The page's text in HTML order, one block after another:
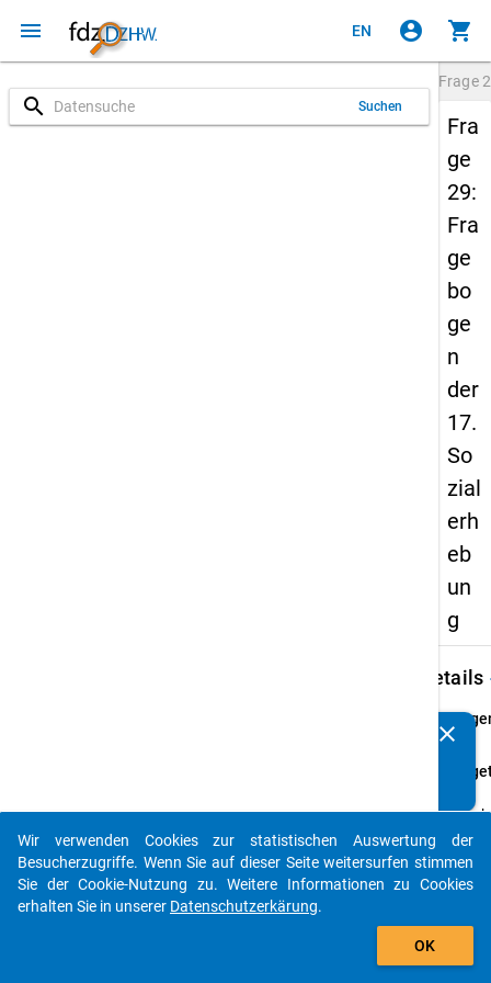
menu EN account_circle shopping_cart
search Suchen
Frage
Fra
ge
29:
Fra
ge
bo
ge
n
der
17.
So
zial
erh
eb
un
g
Details
29
clear
auto_stories
add_shopping_cart
Wir verwenden Cookies zur statistischen Auswertung der
Besucherzugriffe. Wenn Sie auf dieser Seite weitersurfen stimmen
Sie der Cookie-Nutzung zu. Weitere Informationen zu Cookies
erhalten Sie in unserer Datenschutzerkärung.
OK